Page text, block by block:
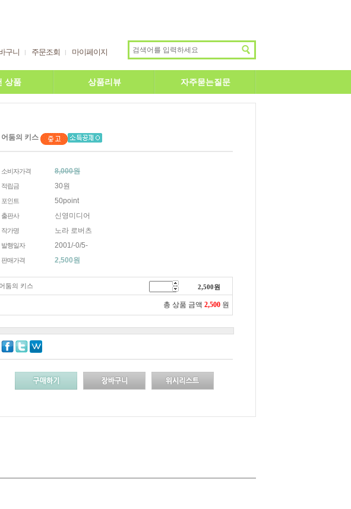
구니 주문조회 마이페이지
상품 상품리뷰 자주묻는질문
어둠의 키스
소비자가격 8,000원
적립금 30원
포인트 50point
출판사 신영미디어
작가명 노라 로버츠
발행일자 2001/-0/5-
판매가격 2,500원
어둠의 키스 2,500원
총 상품 금액 2,500 원